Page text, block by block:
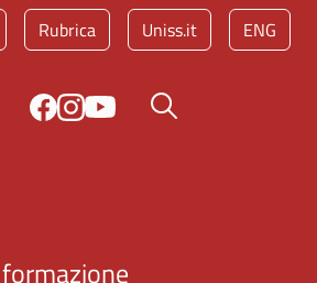
Rubrica Uniss.it ENG
Bottone cerca